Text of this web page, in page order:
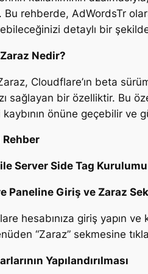
Bu rehberde, AdWordsTr
detaylı bir
Nedir?
Cloudflare’ın beta
sağlayan bir özelliktir. Bu
önüne geçebilir ve
Rehber
Server Side Tag Kurulumu
Paneline Giriş ve Zaraz
hesabınıza giriş yapın
“Zaraz” sekmesine
Yapılandırılması